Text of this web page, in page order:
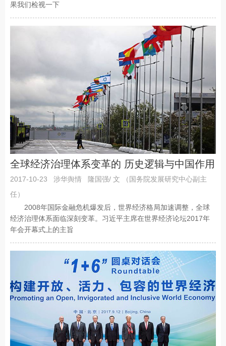
果我们检视一下
全球经济治理体系变革的 历史逻辑与中国作用
2017-10-23 涉华舆情
隆国强/ 文 （国务院发展研究中心副主
任）
2008年国际金融危机爆发后，世界经济格局加速调整，全球
经济治理体系面临深刻变革。习近平主席在世界经济论坛2017年
年会开幕式上的主旨